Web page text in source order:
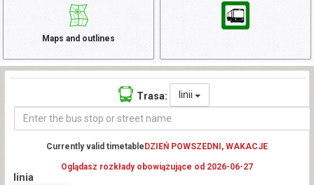
Maps and outlines
Trasa: linii
Currently valid timetable DZIEŃ POWSZEDNI, WAKACJE
Oglądasz rozkłady obowiązujące od 2026-06-27
linia